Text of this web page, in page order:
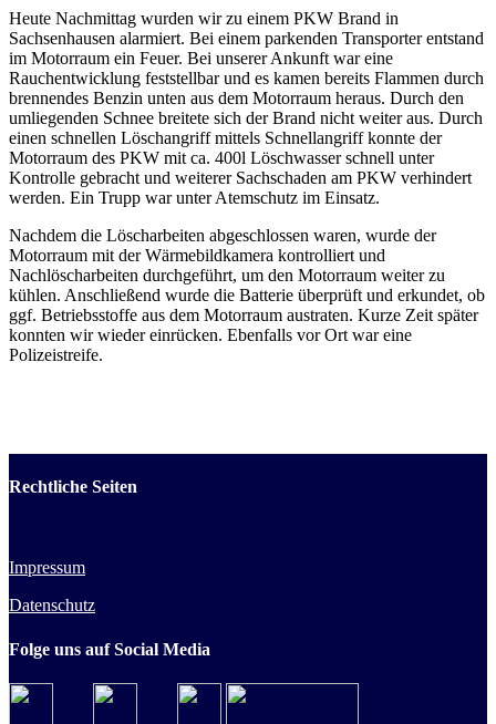
Heute Nachmittag wurden wir zu einem PKW Brand in
Sachsenhausen alarmiert. Bei einem parkenden Transporter entstand
im Motorraum ein Feuer. Bei unserer Ankunft war eine
Rauchentwicklung feststellbar und es kamen bereits Flammen durch
brennendes Benzin unten aus dem Motorraum heraus. Durch den
umliegenden Schnee breitete sich der Brand nicht weiter aus. Durch
einen schnellen Löschangriff mittels Schnellangriff konnte der
Motorraum des PKW mit ca. 400l Löschwasser schnell unter
Kontrolle gebracht und weiterer Sachschaden am PKW verhindert
werden. Ein Trupp war unter Atemschutz im Einsatz.
Nachdem die Löscharbeiten abgeschlossen waren, wurde der
Motorraum mit der Wärmebildkamera kontrolliert und
Nachlöscharbeiten durchgeführt, um den Motorraum weiter zu
kühlen. Anschließend wurde die Batterie überprüft und erkundet, ob
ggf. Betriebsstoffe aus dem Motorraum austraten. Kurze Zeit später
konnten wir wieder einrücken. Ebenfalls vor Ort war eine
Polizeistreife.
Rechtliche Seiten
Impressum
Datenschutz
Folge uns auf Social Media